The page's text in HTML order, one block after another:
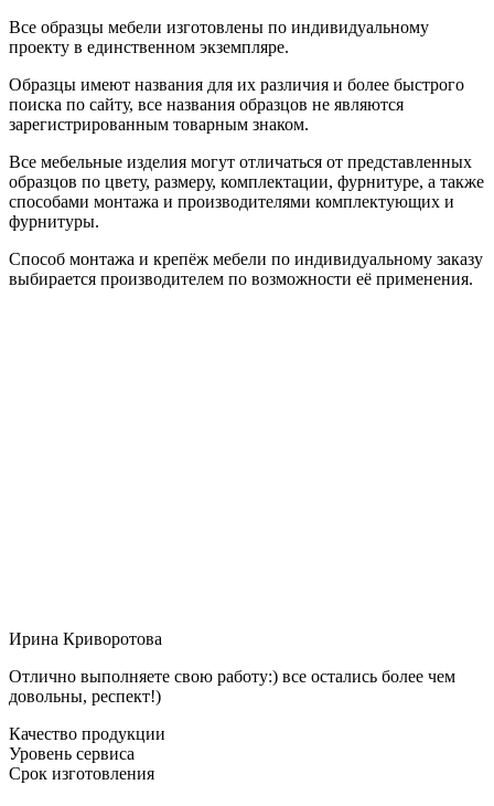
Все образцы мебели изготовлены по индивидуальному
проекту в единственном экземпляре.
Образцы имеют названия для их различия и более быстрого
поиска по сайту, все названия образцов не являются
зарегистрированным товарным знаком.
Все мебельные изделия могут отличаться от представленных
образцов по цвету, размеру, комплектации, фурнитуре, а также
способами монтажа и производителями комплектующих и
фурнитуры.
Способ монтажа и крепёж мебели по индивидуальному заказу
выбирается производителем по возможности её применения.
Ирина Криворотова
Отлично выполняете свою работу:) все остались более чем
довольны, респект!)
Качество продукции
Уровень сервиса
Срок изготовления